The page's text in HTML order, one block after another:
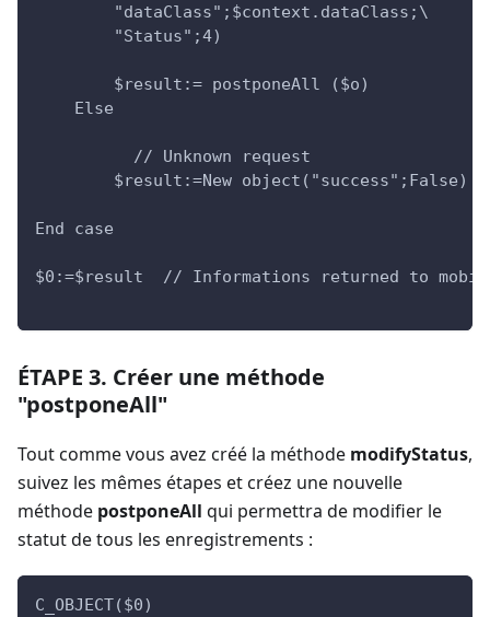
        "dataClass";$context.dataClass;\
        "Status";4)
        $result:= postponeAll ($o)
    Else
          // Unknown request
        $result:=New object("success";False)
End case
$0:=$result  // Informations returned to
ÉTAPE 3. Créer une méthode
"postponeAll"
Tout comme vous avez créé la méthode modifyStatus,
suivez les mêmes étapes et créez une nouvelle
méthode postponeAll qui permettra de modifier le
statut de tous les enregistrements :
C_OBJECT($0)